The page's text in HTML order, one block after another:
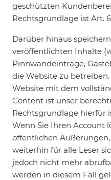
geschützten
Rechtsgrundlage ist Art. 6
Darüber hinaus
veröffentlichten Inhalte
Pinnwandeinträge,
die Website zu
Website mit dem
Content ist unser
Rechtsgrundlage hierfür
Wenn Sie Ihren Account
öffentlichen
weiterhin für alle Leser
jedoch nicht mehr
werden in diesem Fall